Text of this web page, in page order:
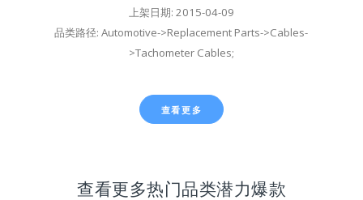
上架日期: 2015-04-09
品类路径: Automotive->Replacement Parts->Cables-
>Tachometer Cables;
查看更多
查看更多热门品类潜力爆款